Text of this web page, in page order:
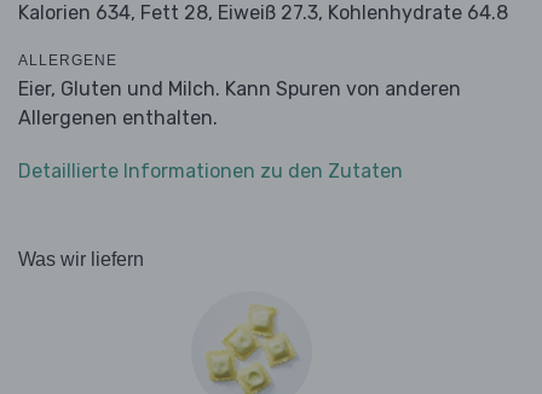
Kalorien 634, Fett 28, Eiweiß 27.3, Kohlenhydrate 64.8
ALLERGENE
Eier, Gluten und Milch. Kann Spuren von anderen
Allergenen enthalten.
Detaillierte Informationen zu den Zutaten
Was wir liefern